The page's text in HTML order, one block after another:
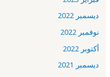
ديسمبر 2022
نوفمبر 2022
أكتوبر 2022
ديسمبر 2021